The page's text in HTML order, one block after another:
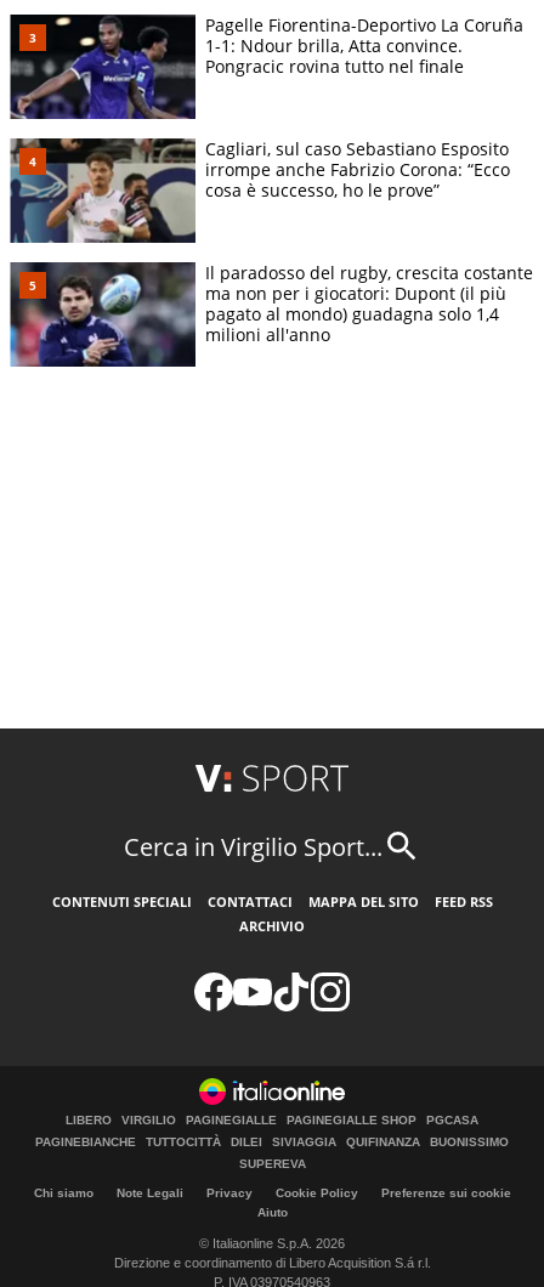
Pagelle Fiorentina-Deportivo La Coruña
1-1: Ndour brilla, Atta convince.
Pongracic rovina tutto nel finale
Cagliari, sul caso Sebastiano Esposito
irrompe anche Fabrizio Corona: “Ecco
cosa è successo, ho le prove”
Il paradosso del rugby, crescita costante
ma non per i giocatori: Dupont (il più
pagato al mondo) guadagna solo 1,4
milioni all'anno
Cerca in Virgilio Sport...
CONTENUTI SPECIALI CONTATTACI MAPPA DEL SITO
FEED RSS
ARCHIVIO
LIBERO VIRGILIO PAGINEGIALLE PAGINEGIALLE SHOP
PGCASA
PAGINEBIANCHE
TUTTOCITTÀ DILEI SIVIAGGIA QUIFINANZA
BUONISSIMO
SUPEREVA
Chi siamo Note Legali Privacy Cookie Policy
Preferenze sui cookie
Aiuto
© Italiaonline S.p.A. 2026
Direzione e coordinamento di Libero Acquisition S.á r.l.
P. IVA 03970540963